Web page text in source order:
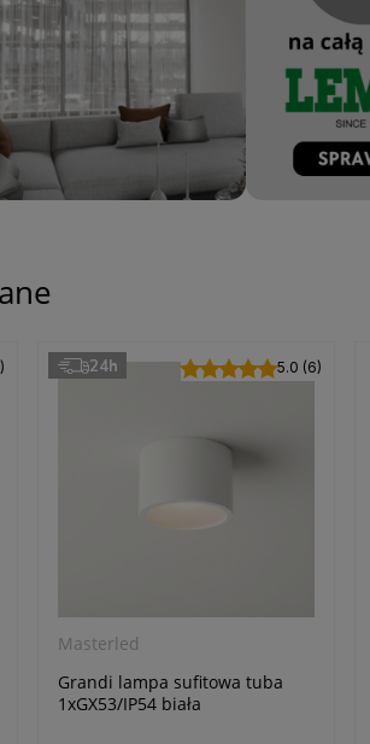
Masterled
Grandi lampa sufitowa tuba
1xGX53/IP54 biała
5.0 (6)
24h